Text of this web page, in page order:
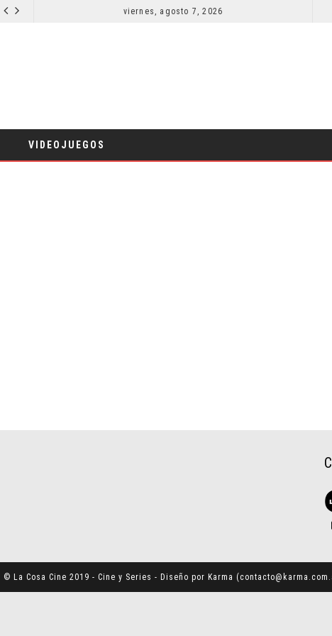
CINE
viernes, agosto 7, 2026
VIDEOJUEGOS
© La Cosa Cine 2019 - Cine y Series - Diseño por Karma (